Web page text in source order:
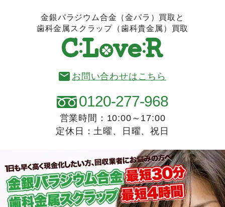
金銀パラジウム合金（金パラ）買取と
歯科金属スクラップ（歯科貴金属）買取
お問い合わせはこちら
0120-277-968
営業時間：10:00～17:00
定休日：土曜、日曜、祝日